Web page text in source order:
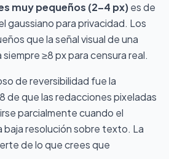
muy pequeños (2–4 px)es de
gaussiano para privacidad. Los
que la señal visual de una
≥8 px para censura real.
de reversibilidad fue la
de que las redacciones pixeladas
parcialmentecuando el
baja resolución sobre texto. La
de lo que crees que